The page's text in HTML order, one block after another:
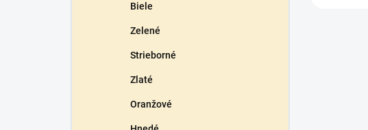
Biele
Zelené
Strieborné
Zlaté
Oranžové